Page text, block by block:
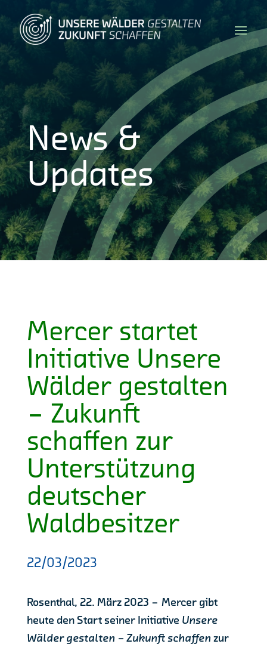
News &
Updates
Mercer startet
Initiative Unsere
Wälder gestalten
– Zukunft
schaffen zur
Unterstützung
deutscher
Waldbesitzer
22/03/2023
Rosenthal, 22. März 2023 – Mercer gibt
heute den Start seiner Initiative Unsere
Wälder gestalten – Zukunft schaffen zur